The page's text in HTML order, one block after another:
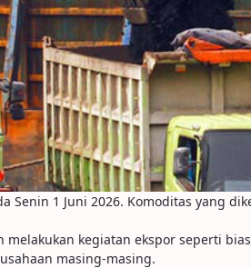
Senin 1 Juni 2026. Komoditas yang
kegiatan ekspor seperti
masing-masing.